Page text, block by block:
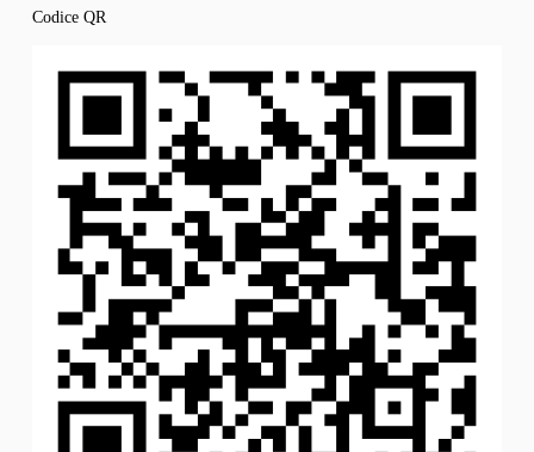
Codice QR